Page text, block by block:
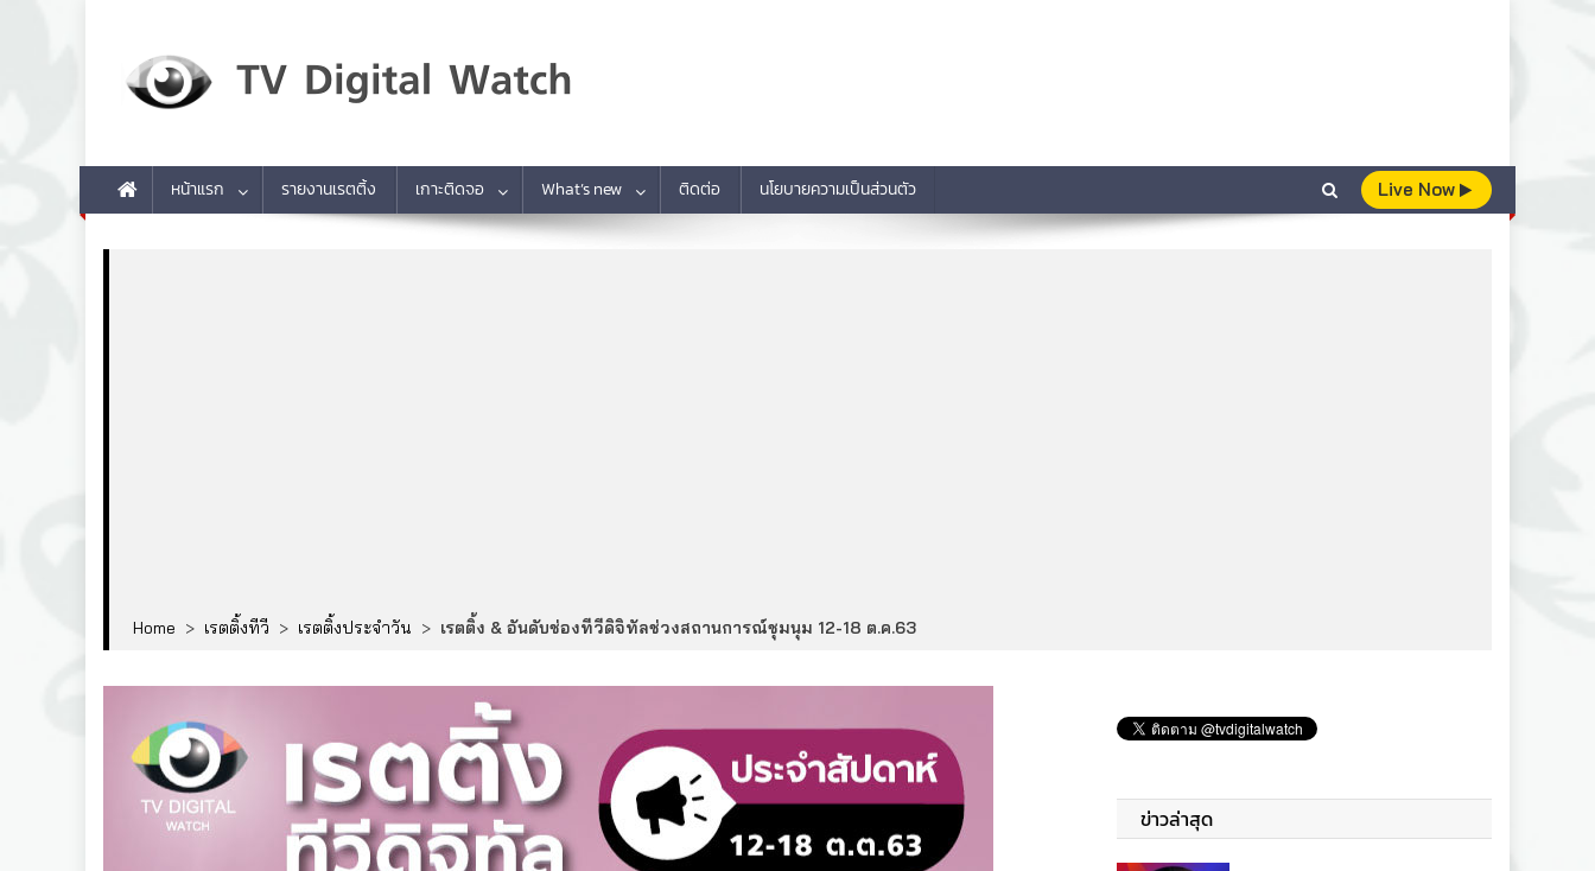
หน้าแรก รายงานเรตติ้ง เกาะติดจอ What’s new ติดต่อ นโยบายความเป็นส่วนตัว Live Now
Home > เรตติ้งทีวี > เรตติ้งประจำวัน > เรตติ้ง & อันดับช่องทีวีดิจิทัลช่วงสถานการณ์ชุมนุม 12-18 ต.ค.63
ข่าวล่าสุด